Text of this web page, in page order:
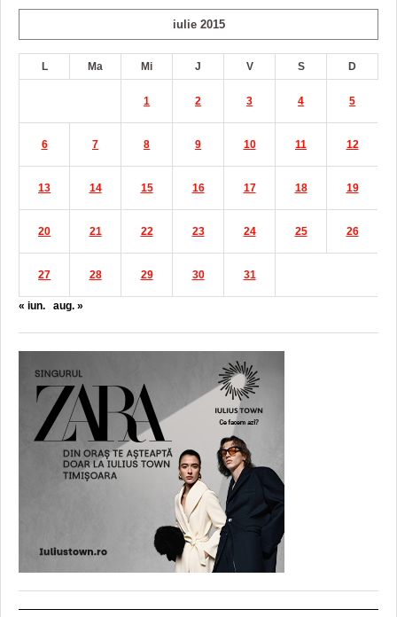
iulie 2015
L Ma Mi J V S D
1 2 3 4 5
6 7 8 9 10 11 12
13 14 15 16 17 18 19
20 21 22 23 24 25 26
27 28 29 30 31
« iun. aug. »